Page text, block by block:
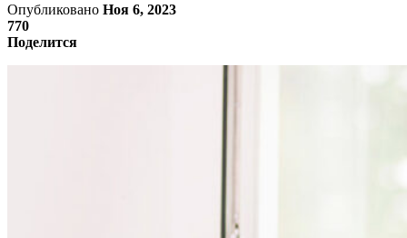
Опубликовано Ноя 6, 2023
770
Поделится